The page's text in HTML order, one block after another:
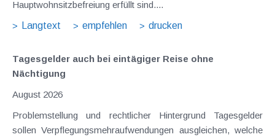
Hauptwohnsitzbefreiung erfüllt sind....
Langtext
empfehlen drucken
Tagesgelder auch bei eintägiger Reise ohne
Nächtigung
August 2026
Problemstellung und rechtlicher Hintergrund Tagesgelder
sollen Verpflegungsmehraufwendungen ausgleichen, welche